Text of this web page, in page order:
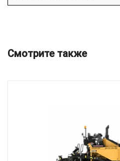
Смотрите также